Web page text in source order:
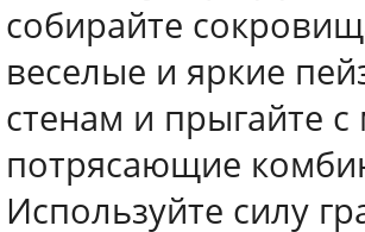
собирайте
веселые и яркие
стенам и прыгайте
потрясающие
Используйте силу